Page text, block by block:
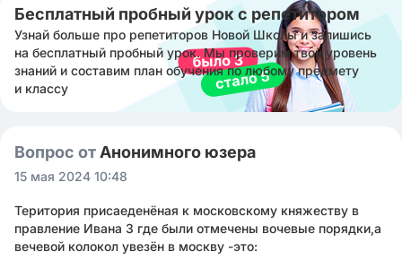
Бесплатный пробный урок с репетитором
Узнай больше про репетиторов Новой Школы и запишись
на бесплатный пробный урок. Мы проверим твой уровень
знаний и составим план обучения по любому предмету
и классу
Вопрос от Анонимного юзера
15 мая 2024 10:48
Територия присаеденёная к московскому княжеству в
правление Ивана 3 где были отмечены вочевые порядки,а
вечевой колокол увезён в москву -это: